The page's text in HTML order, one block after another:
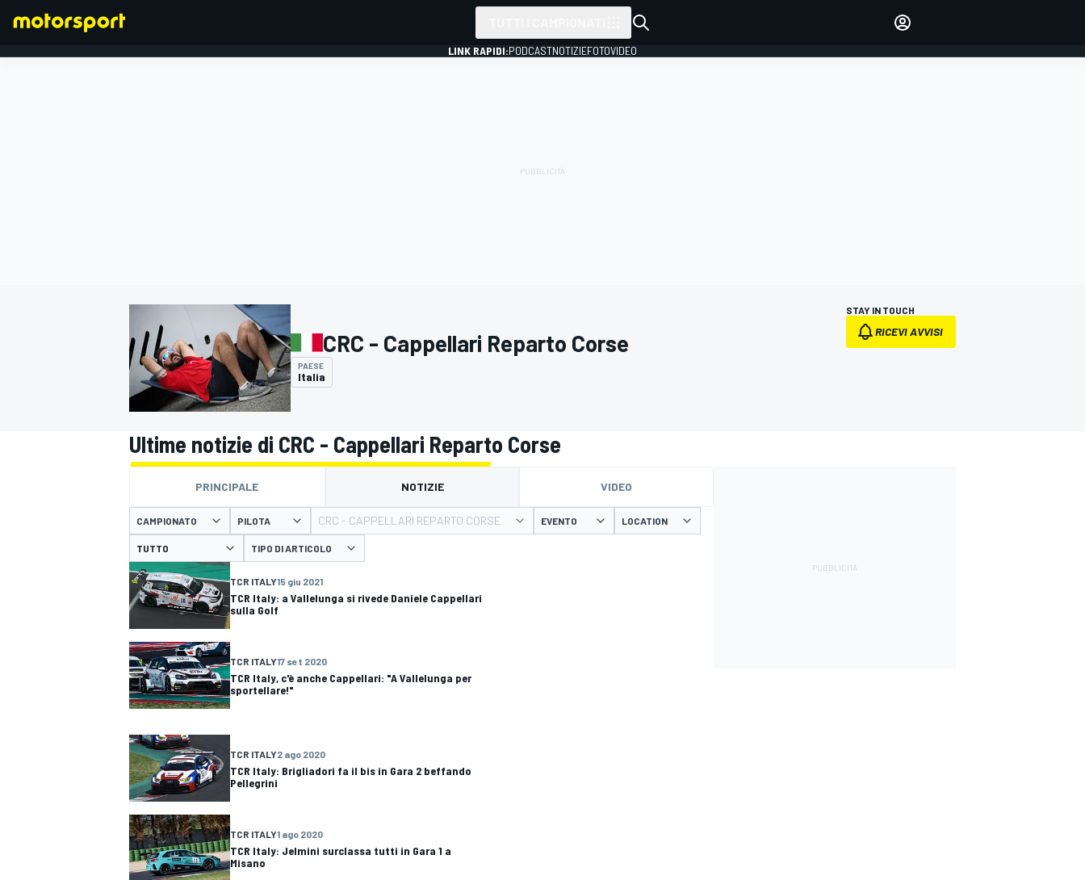
MOTOGP WEC
WRC
ACCEDI
LINK RAPIDI:PODCASTNOTIZIEFOTOVIDEO
CRC - Cappellari Reparto Corse
PAESE
Italia
STAY IN TOUCH
RICEVI AVVISI
Ultime notizie di CRC - Cappellari Reparto Corse
PRINCIPALE NOTIZIE VIDEO
CAMPIONATO PILOTA CRC - CAPPELLARI REPARTO CORSE EVENTO LOCATION
TIPO DI ARTICOLO
TCR ITALY15 giu 2021
TCR Italy: a Vallelunga si rivede Daniele Cappellari
sulla Golf
TCR ITALY17 set 2020
TCR Italy, c'è anche Cappellari: "A Vallelunga per
sportellare!"
TCR ITALY2 ago 2020
TCR Italy: Brigliadori fa il bis in Gara 2 beffando
Pellegrini
TCR ITALY1 ago 2020
TCR Italy: Jelmini surclassa tutti in Gara 1 a
Misano